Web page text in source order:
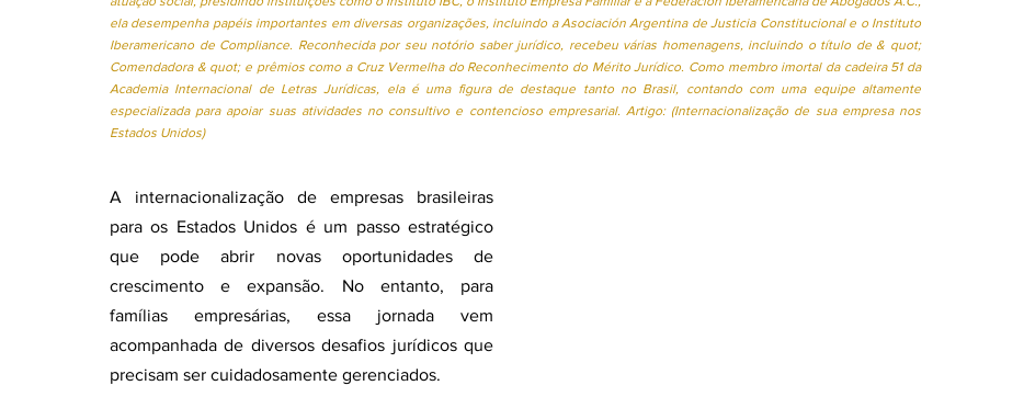
Coluna: >Sistema prisional Coluna: > Direito Penal Coluna >Advocacia na prática
Coluna: > Direito Privado Coluna > Direito das startups
Coluna >Direito previdênciário Coluna > Marketing jurídico
ela desempenha papéis importantes em diversas organizações, incluindo a Asociación Argentina de Justicia Constitucional e o Instituto
Iberamericano de Compliance. Reconhecida por seu notório saber jurídico, recebeu várias homenagens, incluindo o título de & quot;
Comendadora & quot; e prêmios como a Cruz Vermelha do Reconhecimento do Mérito Jurídico. Como membro imortal da cadeira 51 da
Academia Internacional de Letras Jurídicas, ela é uma figura de destaque tanto no Brasil, contando com uma equipe altamente
especializada para apoiar suas atividades no consultivo e contencioso empresarial. Artigo: (Internacionalização de sua empresa nos
Estados Unidos)
A internacionalização de empresas brasileiras
para os Estados Unidos é um passo estratégico
que pode abrir novas oportunidades de
crescimento e expansão. No entanto, para
famílias empresárias, essa jornada vem
acompanhada de diversos desafios jurídicos que
precisam ser cuidadosamente gerenciados.